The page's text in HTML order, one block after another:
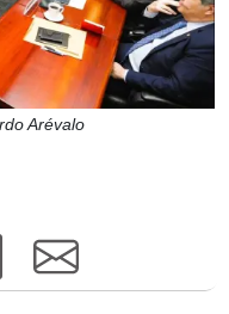
Arévalo